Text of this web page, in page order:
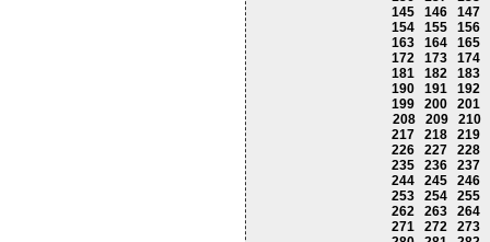
145
146
147
154
155
156
163
164
165
172
173
174
181
182
183
190
191
192
199
200
201
208
209
210
217
218
219
226
227
228
235
236
237
244
245
246
253
254
255
262
263
264
271
272
273